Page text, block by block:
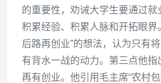
的重要性，劝诫大学生要通过就
积累经验、积累人脉和开拓眼界
后路再创业”的想法，认为只有
有背水一战的动力。第三点他
再有创业。他引用毛主席“农村